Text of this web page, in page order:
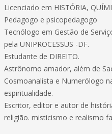
Licenciado em HISTÓRIA,
Pedagogo e psicopedagogo
Tecnólogo em Gestão de
pela UNIPROCESSUS -DF.
Estudante de DIREITO.
Astrônomo amador, além de
Cosmoanalista e Numerólogo
espiritualidade.
Escritor, editor e autor de
religião. misticismo e realismo